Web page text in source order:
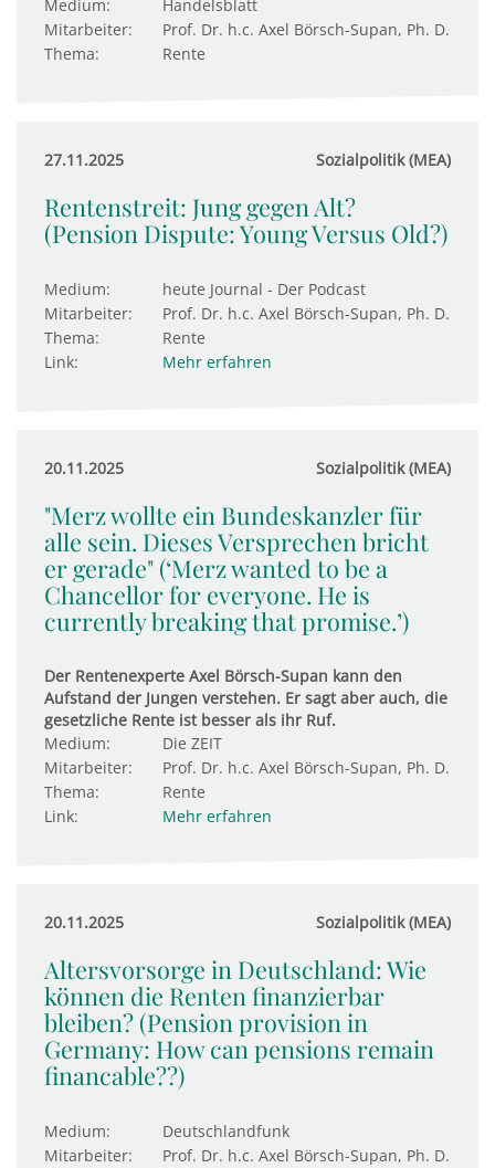
Medium:
Handelsblatt
Mitarbeiter:
Prof. Dr. h.c. Axel Börsch-Supan, Ph. D.
Thema:
Rente
27.11.2025 Sozialpolitik (MEA)
Rentenstreit: Jung gegen Alt?
(Pension Dispute: Young Versus Old?)
Medium:
heute Journal - Der Podcast
Mitarbeiter:
Prof. Dr. h.c. Axel Börsch-Supan, Ph. D.
Thema:
Rente
Link:
Mehr erfahren
20.11.2025 Sozialpolitik (MEA)
"Merz wollte ein Bundeskanzler für
alle sein. Dieses Versprechen bricht
er gerade" (‘Merz wanted to be a
Chancellor for everyone. He is
currently breaking that promise.’)
Der Rentenexperte Axel Börsch-Supan kann den
Aufstand der Jungen verstehen. Er sagt aber auch, die
gesetzliche Rente ist besser als ihr Ruf.
Medium:
Die ZEIT
Mitarbeiter:
Prof. Dr. h.c. Axel Börsch-Supan, Ph. D.
Thema:
Rente
Link:
Mehr erfahren
20.11.2025 Sozialpolitik (MEA)
Altersvorsorge in Deutschland: Wie
können die Renten finanzierbar
bleiben? (Pension provision in
Germany: How can pensions remain
financable??)
Medium:
Deutschlandfunk
Mitarbeiter:
Prof. Dr. h.c. Axel Börsch-Supan, Ph. D.